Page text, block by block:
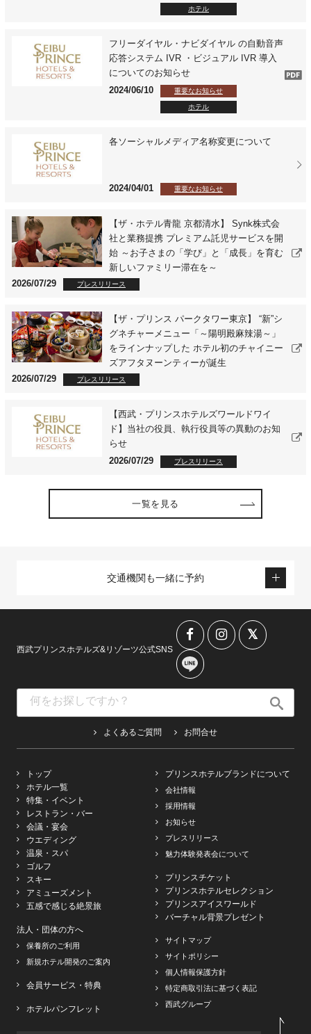
ホテル
フリーダイヤル・ナビダイヤル の自動音声
応答システム IVR ・ビジュアル IVR 導入
についてのお知らせ
2024/06/10
重要なお知らせ
ホテル
各ソーシャルメディア名称変更について
2024/04/01 重要なお知らせ
【ザ・ホテル青龍 京都清水】 Synk株式会
社と業務提携 プレミアム託児サービスを開
始 ～お子さまの「学び」と「成長」を育む
新しいファミリー滞在を～
2026/07/29
プレスリリース
【ザ・プリンス パークタワー東京】 “新”シ
グネチャーメニュー「～陽明殿麻辣湯～」
をラインナップした ホテル初のチャイニー
ズアフタヌーンティーが誕生
2026/07/29
プレスリリース
【西武・プリンスホテルズワールドワイ
ド】当社の役員、執行役員等の異動のお知
らせ
2026/07/29
プレスリリース
一覧を見る
交通機関も一緒に予約
西武プリンスホテルズ&リゾーツ公式SNS
よくあるご質問 お問合せ
トップ
ホテル一覧
特集・イベント
レストラン・バー
会議・宴会
ウエディング
温泉・スパ
ゴルフ
スキー
アミューズメント
五感で感じる絶景旅
法人・団体の方へ
保養所のご利用
新規ホテル開発のご案内
会員サービス・特典
ホテルパンフレット
プリンスホテルブランドについて
会社情報
採用情報
お知らせ
プレスリリース
魅力体験発表会について
プリンスチケット
プリンスホテルセレクション
プリンスアイスワールド
バーチャル背景プレゼント
サイトマップ
サイトポリシー
個人情報保護方針
特定商取引法に基づく表記
西武グループ